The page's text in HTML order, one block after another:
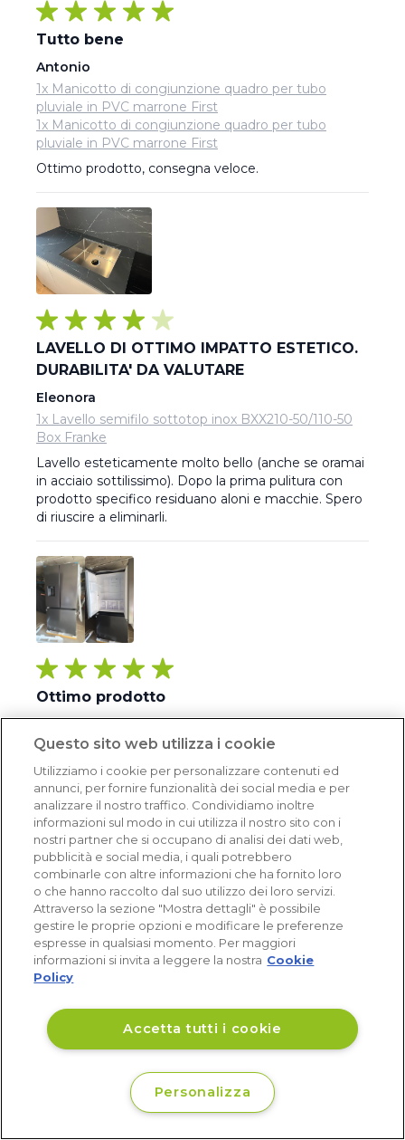
Tutto bene
Antonio
1x Manicotto di congiunzione quadro per tubo
pluviale in PVC marrone First
1x Manicotto di congiunzione quadro per tubo
pluviale in PVC marrone First
Ottimo prodotto, consegna veloce.
LAVELLO DI OTTIMO IMPATTO ESTETICO.
DURABILITA' DA VALUTARE
Eleonora
1x Lavello semifilo sottotop inox BXX210-50/110-50
Box Franke
Lavello esteticamente molto bello (anche se oramai
in acciaio sottilissimo). Dopo la prima pulitura con
prodotto specifico residuano aloni e macchie. Spero
di riuscire a eliminarli.
Ottimo prodotto
Francesca
1x Frigorifero French Door 3 porte 82cm nero 495L
RF50C530EB1 Samsung
Non ho dovuto chiamare nessuna assistenza,
prodotto perfetto
Ottimo venditore
stefano
4x Mensole alluminio radiatore Raccorderie
Metalliche
oggetto corrispondente alla descrizione,era proprio
Questo sito web utilizza i cookie
Utilizziamo i cookie per personalizzare contenuti ed
annunci, per fornire funzionalità dei social media e per
analizzare il nostro traffico. Condividiamo inoltre
informazioni sul modo in cui utilizza il nostro sito con i
nostri partner che si occupano di analisi dei dati web,
pubblicità e social media, i quali potrebbero
combinarle con altre informazioni che ha fornito loro
o che hanno raccolto dal suo utilizzo dei loro servizi.
Attraverso la sezione "Mostra dettagli" è possibile
gestire le proprie opzioni e modificare le preferenze
espresse in qualsiasi momento. Per maggiori
informazioni si invita a leggere la nostra Cookie
Policy
Accetta tutti i cookie
Personalizza